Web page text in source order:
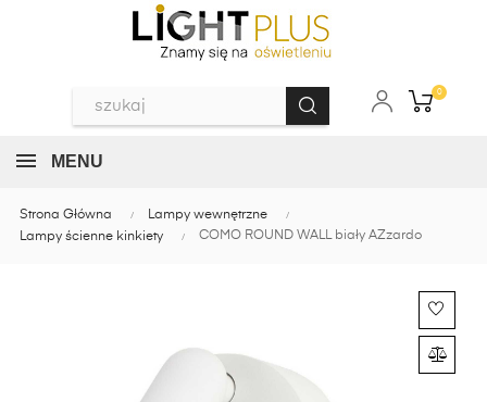
0
MENU
Strona Główna
Lampy wewnętrzne
Lampy ścienne kinkiety
COMO ROUND WALL biały AZzardo